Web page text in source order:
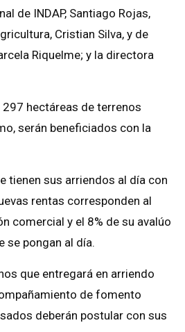
de INDAP, Santiago Rojas,
Cristian Silva, y de
Riquelme; y la directora
hectáreas de terrenos
serán beneficiados con la
tienen sus arriendos al día con
rentas corresponden al
comercial y el 8% de su avalúo
se pongan al día.
que entregará en arriendo
de fomento
deberán postular con sus